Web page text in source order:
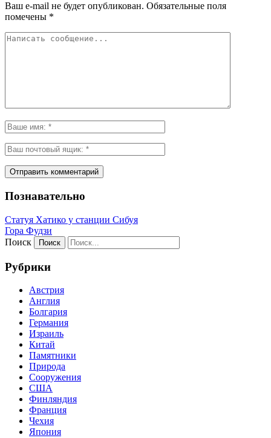
Ваш e-mail не будет опубликован. Обязательные поля
помечены *
Познавательно
Статуя Хатико у станции Сибуя
Гора Фудзи
Поиск
Рубрики
Австрия
Англия
Болгария
Германия
Израиль
Китай
Памятники
Природа
Сооружения
США
Финляндия
Франция
Чехия
Япония